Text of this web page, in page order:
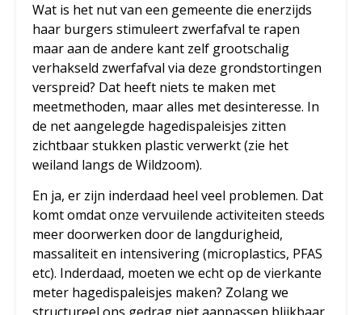
Wat is het nut van een gemeente die enerzijds
haar burgers stimuleert zwerfafval te rapen
maar aan de andere kant zelf grootschalig
verhakseld zwerfafval via deze grondstortingen
verspreid? Dat heeft niets te maken met
meetmethoden, maar alles met desinteresse. In
de net aangelegde hagedispaleisjes zitten
zichtbaar stukken plastic verwerkt (zie het
weiland langs de Wildzoom).
En ja, er zijn inderdaad heel veel problemen. Dat
komt omdat onze vervuilende activiteiten steeds
meer doorwerken door de langdurigheid,
massaliteit en intensivering (microplastics, PFAS
etc). Inderdaad, moeten we echt op de vierkante
meter hagedispaleisjes maken? Zolang we